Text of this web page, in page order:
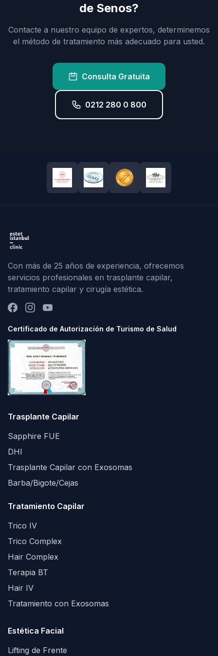
de Senos?
Contacte a nuestro equipo de expertos, determinemos
el método de tratamiento más adecuado para usted.
Consulta Gratuita
0212 280 0 800
Con más de 25 años de experiencia, ofrecemos
servicios profesionales en trasplante capilar,
tratamiento capilar y cirugía estética.
Certificado de Autorización de Turismo de Salud
Trasplante Capilar
Sapphire FUE
DHI
Trasplante Capilar con Exosomas
Barba/Bigote/Cejas
Tratamiento Capilar
Trico IV
Trico Complex
Hair Complex
Terapia BT
Hair IV
Tratamiento con Exosomas
Estética Facial
Lifting de Frente